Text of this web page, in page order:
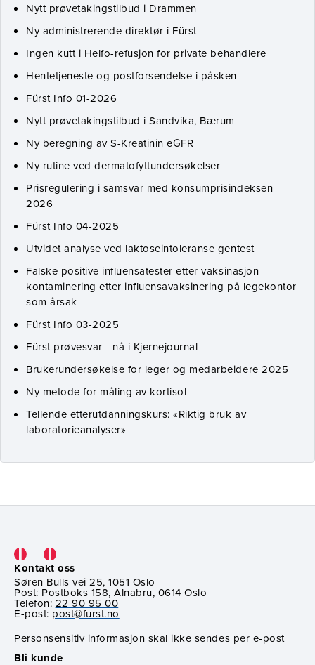
Nytt prøvetakingstilbud i Drammen
Ny administrerende direktør i Fürst
Ingen kutt i Helfo-refusjon for private behandlere
Hentetjeneste og postforsendelse i påsken
Fürst Info 01-2026
Nytt prøvetakingstilbud i Sandvika, Bærum
Ny beregning av S-Kreatinin eGFR
Ny rutine ved dermatofyttundersøkelser
Prisregulering i samsvar med konsumprisindeksen
2026
Fürst Info 04-2025
Utvidet analyse ved laktoseintoleranse gentest
Falske positive influensatester etter vaksinasjon –
kontaminering etter influensavaksinering på legekontor
som årsak
Fürst Info 03-2025
Fürst prøvesvar - nå i Kjernejournal
Brukerundersøkelse for leger og medarbeidere 2025
Ny metode for måling av kortisol
Tellende etterutdanningskurs: «Riktig bruk av
laboratorieanalyser»
Kontakt oss
Søren Bulls vei 25, 1051 Oslo
Post: Postboks 158, Alnabru, 0614 Oslo
Telefon: 22 90 95 00
E-post: post@furst.no
Personsensitiv informasjon skal ikke sendes per e-post
Bli kunde